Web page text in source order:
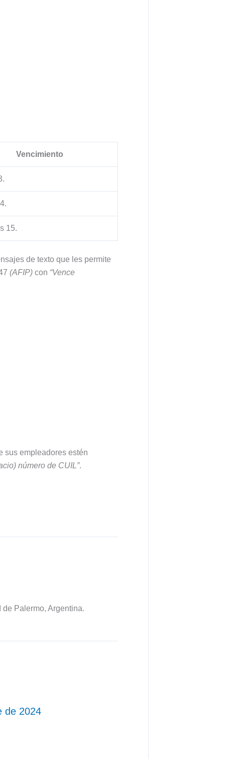
Vencimiento
15.
de texto que les permite
(AFIP) con “Vence
sus empleadores estén
número de CUIL”.
Palermo, Argentina.
de 2024